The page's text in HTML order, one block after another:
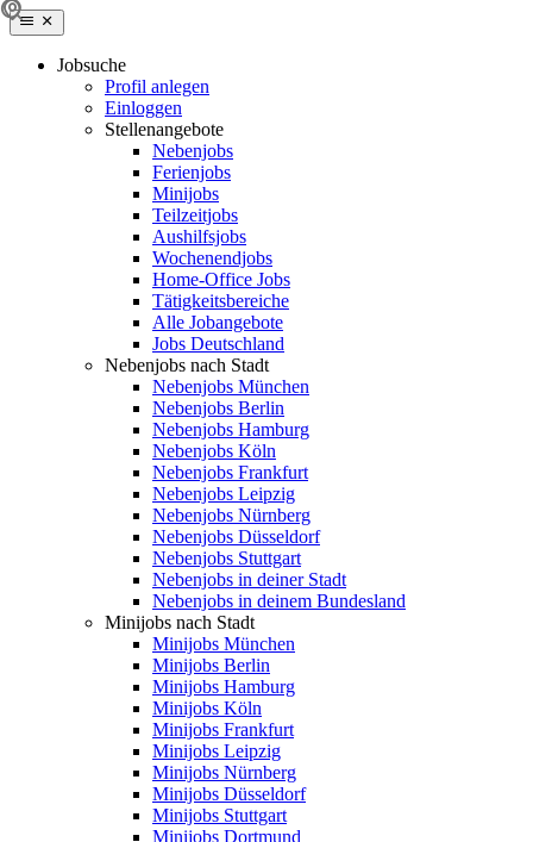
Jobsuche
Profil anlegen
Einloggen
Stellenangebote
Nebenjobs
Ferienjobs
Minijobs
Teilzeitjobs
Aushilfsjobs
Wochenendjobs
Home-Office Jobs
Tätigkeitsbereiche
Alle Jobangebote
Jobs Deutschland
Nebenjobs nach Stadt
Nebenjobs München
Nebenjobs Berlin
Nebenjobs Hamburg
Nebenjobs Köln
Nebenjobs Frankfurt
Nebenjobs Leipzig
Nebenjobs Nürnberg
Nebenjobs Düsseldorf
Nebenjobs Stuttgart
Nebenjobs in deiner Stadt
Nebenjobs in deinem Bundesland
Minijobs nach Stadt
Minijobs München
Minijobs Berlin
Minijobs Hamburg
Minijobs Köln
Minijobs Frankfurt
Minijobs Leipzig
Minijobs Nürnberg
Minijobs Düsseldorf
Minijobs Stuttgart
Minijobs Dortmund